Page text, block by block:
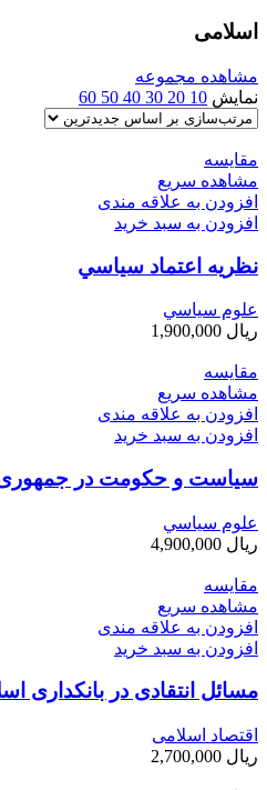
اسلامی
مشاهده مجموعه
نمایش 10
20
30
40
50
60
مقایسه
مشاهده سریع
افزودن به علاقه مندی
افزودن به سبد خرید
نظريه اعتماد سياسي
علوم سياسي
ریال
مقایسه
مشاهده سریع
افزودن به علاقه مندی
افزودن به سبد خرید
سیاست و حکومت در جمهوری
علوم سياسي
ریال
مقایسه
مشاهده سریع
افزودن به علاقه مندی
افزودن به سبد خرید
مسائل انتقادی در بانکداری
اقتصاد اسلامی
ریال